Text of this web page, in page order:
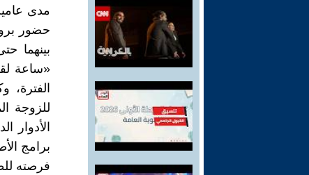
مدى
حضور
بينهما
للزوجة
الأدوار
برامج
فرصته